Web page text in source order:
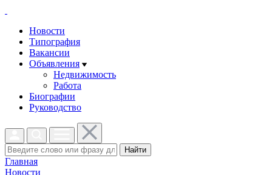
Новости
Типография
Вакансии
Объявления
Недвижимость
Работа
Биографии
Руководство
Найти
Главная
Новости